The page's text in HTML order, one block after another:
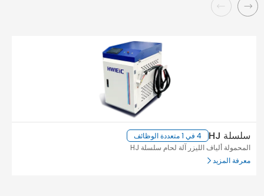
سلسلة HJ
4 في 1 متعددة الوظائف
المحمولة ألياف الليزر آلة لحام سلسلة HJ
معرفة المزيد